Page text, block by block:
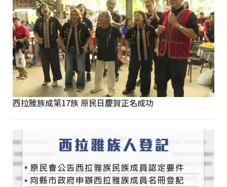
西拉雅族成第17族 原民日慶賀正名成功